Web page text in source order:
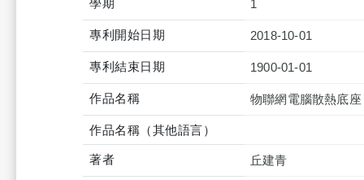
學期 1
專利開始日期 2018-10-01
專利結束日期 1900-01-01
作品名稱 物聯網電腦散熱底座
作品名稱（其他語言）
著者 丘建青